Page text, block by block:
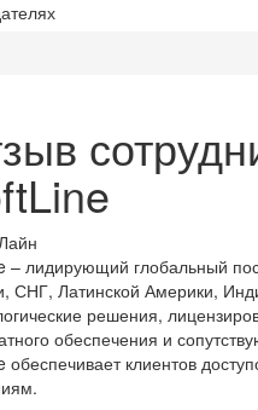
– лидирующий глобальный
СНГ, Латинской Америки,
решения,
обеспечения и
обеспечивает клиентов